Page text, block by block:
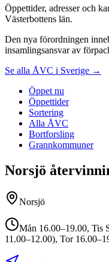
Öppettider, adresser och
Västerbottens län.
Den nya förordningen
insamlingsansvar av
Se alla ÅVC i Sverige →
Öppet nu
Öppettider
Sortering
Alla ÅVC
Bortforsling
Grannkommuner
Norsjö
Norsjö
Mån 16.00–19.00, Tis
11.00–12.00), Tor